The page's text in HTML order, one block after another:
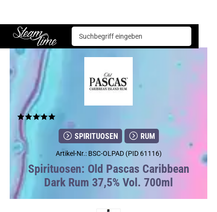
Steam time
Spirituosen Old Pascas Caribbean Dark Rum 37,5% Vol. 700ml
SPIRITUOSEN RUM
Artikel-Nr.: BSC-OLPAD (PID 61116)
Spirituosen: Old Pascas Caribbean
Dark Rum 37,5% Vol. 700ml